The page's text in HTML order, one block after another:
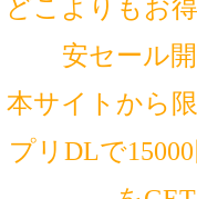
どこよりもお
安セール開
本サイトから
プリDLで